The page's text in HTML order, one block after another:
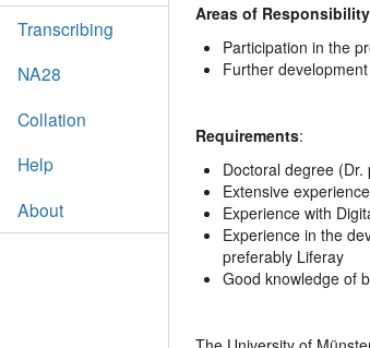
Transcribing
NA28
Collation
Help
About
Areas of Responsibility
Participation in the
Further
Requirements:
Doctoral degree (Dr.
Extensive
Experience with
Experience in the
preferably Liferay
Good knowledge of